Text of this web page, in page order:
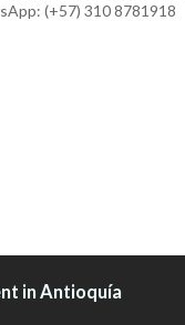
(+57) 310 8781918
in Antioquía